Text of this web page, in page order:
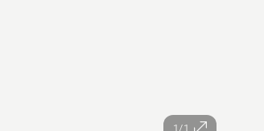
1/1